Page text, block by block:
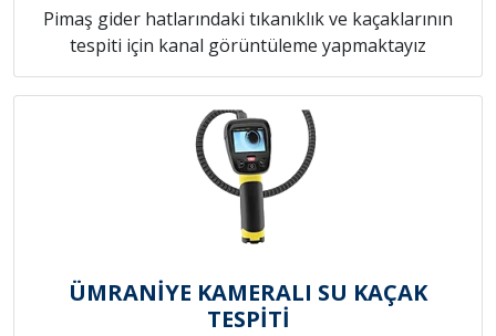
Pimaş gider hatlarındaki tıkanıklık ve kaçaklarının
tespiti için kanal görüntüleme yapmaktayız
ÜMRANİYE KAMERALI SU KAÇAK
TESPİTİ